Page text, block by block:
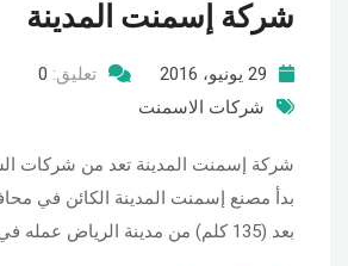
شركة إسمنت المدينة
29 يونيو، 2016 تعليق: 0
شركات الاسمنت
شركة إسمنت المدينة تعد من شركات
بدأ مصنع إسمنت المدينة الكائن في
بعد (135 كلم) من مدينة الرياض عمله في